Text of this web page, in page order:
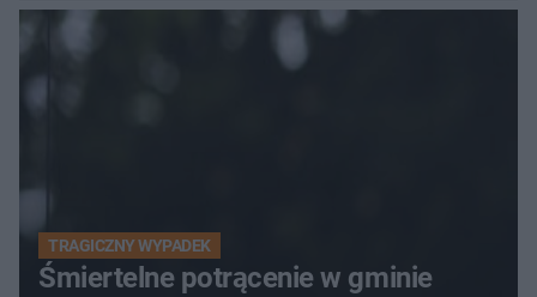
TRAGICZNY WYPADEK
Śmiertelne potrącenie w gminie